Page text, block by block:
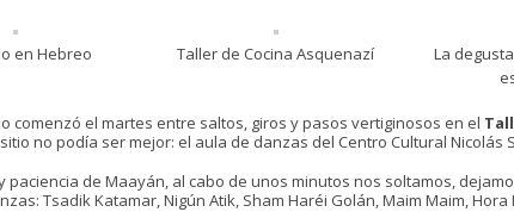
en Hebreo Taller de Cocina Asquenazí
La
comenzó el martes entre saltos, giros y pasos vertiginosos en el
no podía ser mejor: el aula de danzas del Centro Cultural Nicolás
de Maayán, al cabo de unos minutos nos soltamos,
Tsadik Katamar, Nigún Atik, Sham Haréi Golán, Maim Maim, Hora